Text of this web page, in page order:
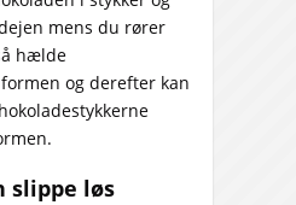
mens du rører
hælde
og derefter kan
slippe løs